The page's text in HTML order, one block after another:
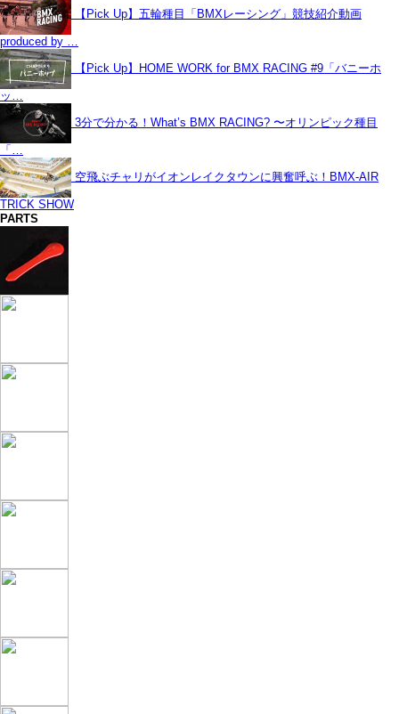
【Pick Up】五輪種目「BMXレーシング」競技紹介動画
produced by …
【Pick Up】HOME WORK for BMX RACING #9「バニーホ
ッ…
3分で分かる！What’s BMX RACING? 〜オリンピック種目
「…
空飛ぶチャリがイオンレイクタウンに興奮呼ぶ！BMX-AIR
TRICK SHOW
PARTS